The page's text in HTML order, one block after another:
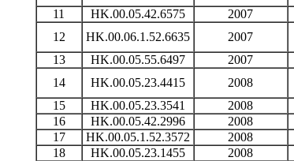
11 HK.00.05.42.6575 2007
12
HK.00.06.1.52.6635 2007
13
HK.00.05.55.6497 2007
14
HK.00.05.23.4415 2008
15
HK.00.05.23.3541 2008
16
HK.00.05.42.2996 2008
17
HK.00.05.1.52.3572 2008
18
HK.00.05.23.1455 2008